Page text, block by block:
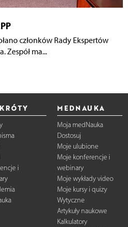
członków Rady Ekspertów
Zespół ma...
i
MEDNAUKA
Moja medNauka
Dostosuj
Moje ulubione
Moje konferencje i
webinary
Moje wykłady video
Moje kursy i quizy
Wytyczne
Artykuły naukowe
Kalkulatory